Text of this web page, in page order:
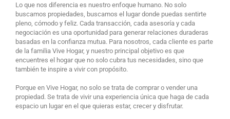
Lo que nos diferencia es nuestro enfoque humano. No solo
buscamos propiedades, buscamos el lugar donde puedas sentirte
pleno, cómodo y feliz. Cada transacción, cada asesoría y cada
negociación es una oportunidad para generar relaciones duraderas
basadas en la confianza mutua. Para nosotros, cada cliente es parte
de la familia Vive Hogar, y nuestro principal objetivo es que
encuentres el hogar que no solo cubra tus necesidades, sino que
también te inspire a vivir con propósito.
Porque en Vive Hogar, no solo se trata de comprar o vender una
propiedad. Se trata de vivir una experiencia única que haga de cada
espacio un lugar en el que quieras estar, crecer y disfrutar.